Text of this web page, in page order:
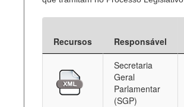
Catálogo de dados
Deputados Estaduais
Administração
Recursos Responsável
Secretaria
Geral
Parlamentar
(SGP)